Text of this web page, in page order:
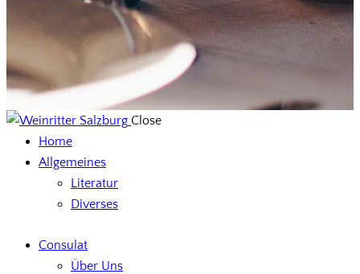
Close
Home
Allgemeines
Literatur
Diverses
Consulat
Über Uns